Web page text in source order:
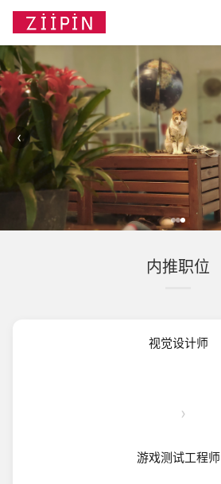
‹
内推职位
视觉设计师
游戏测试工程师